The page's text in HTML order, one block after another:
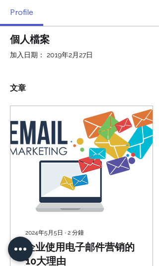
Profile
個人檔案
加入日期： 2019年2月27日
文章
2024年5月5日 ∙ 2 分鐘
企业使用电子邮件营销的
10大理由